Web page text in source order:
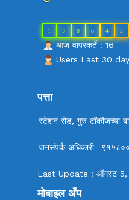
1 3 8 6 4 2
आज वापरकर्ते : 16
Users Last 30
पत्ता
स्टेशन रोड, गुरु टॉकीजच्या
जनसंपर्क अधिकारी -
Last Update : ऑगस्ट
मोबाइल अँप